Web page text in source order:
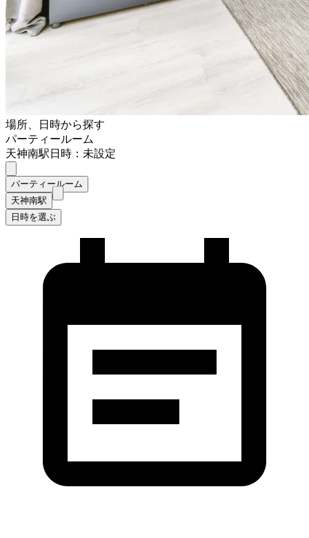
場所、日時から探す
パーティールーム
天神南駅日時：未設定
パーティールーム
天神南駅
日時を選ぶ